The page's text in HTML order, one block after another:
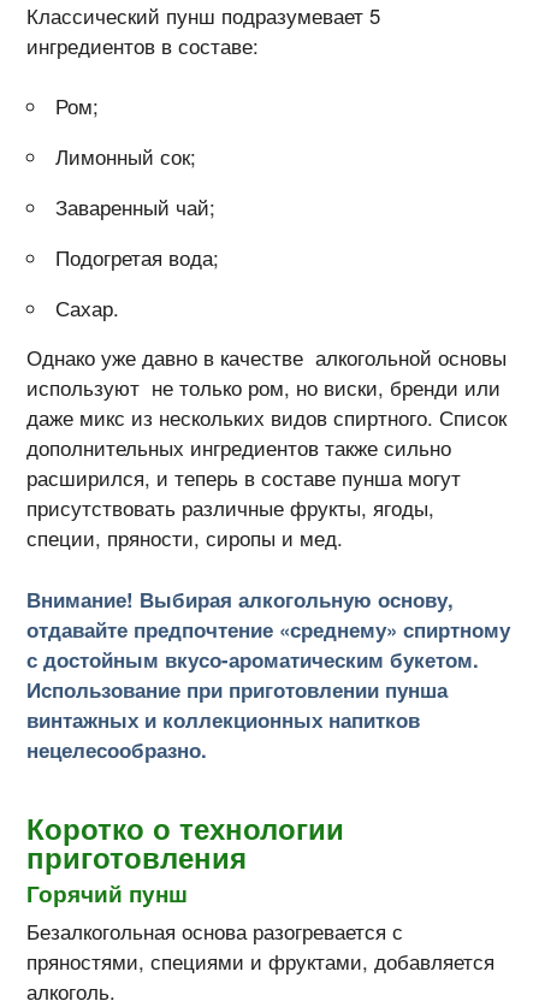
Классический пунш подразумевает 5
ингредиентов в составе:
Ром;
Лимонный сок;
Заваренный чай;
Подогретая вода;
Сахар.
Однако уже давно в качестве алкогольной основы
используют не только ром, но виски, бренди или
даже микс из нескольких видов спиртного. Список
дополнительных ингредиентов также сильно
расширился, и теперь в составе пунша могут
присутствовать различные фрукты, ягоды,
специи, пряности, сиропы и мед.
Внимание! Выбирая алкогольную основу,
отдавайте предпочтение «среднему» спиртному
с достойным вкусо-ароматическим букетом.
Использование при приготовлении пунша
винтажных и коллекционных напитков
нецелесообразно.
Коротко о технологии
приготовления
Горячий пунш
Безалкогольная основа разогревается с
пряностями, специями и фруктами, добавляется
алкоголь.